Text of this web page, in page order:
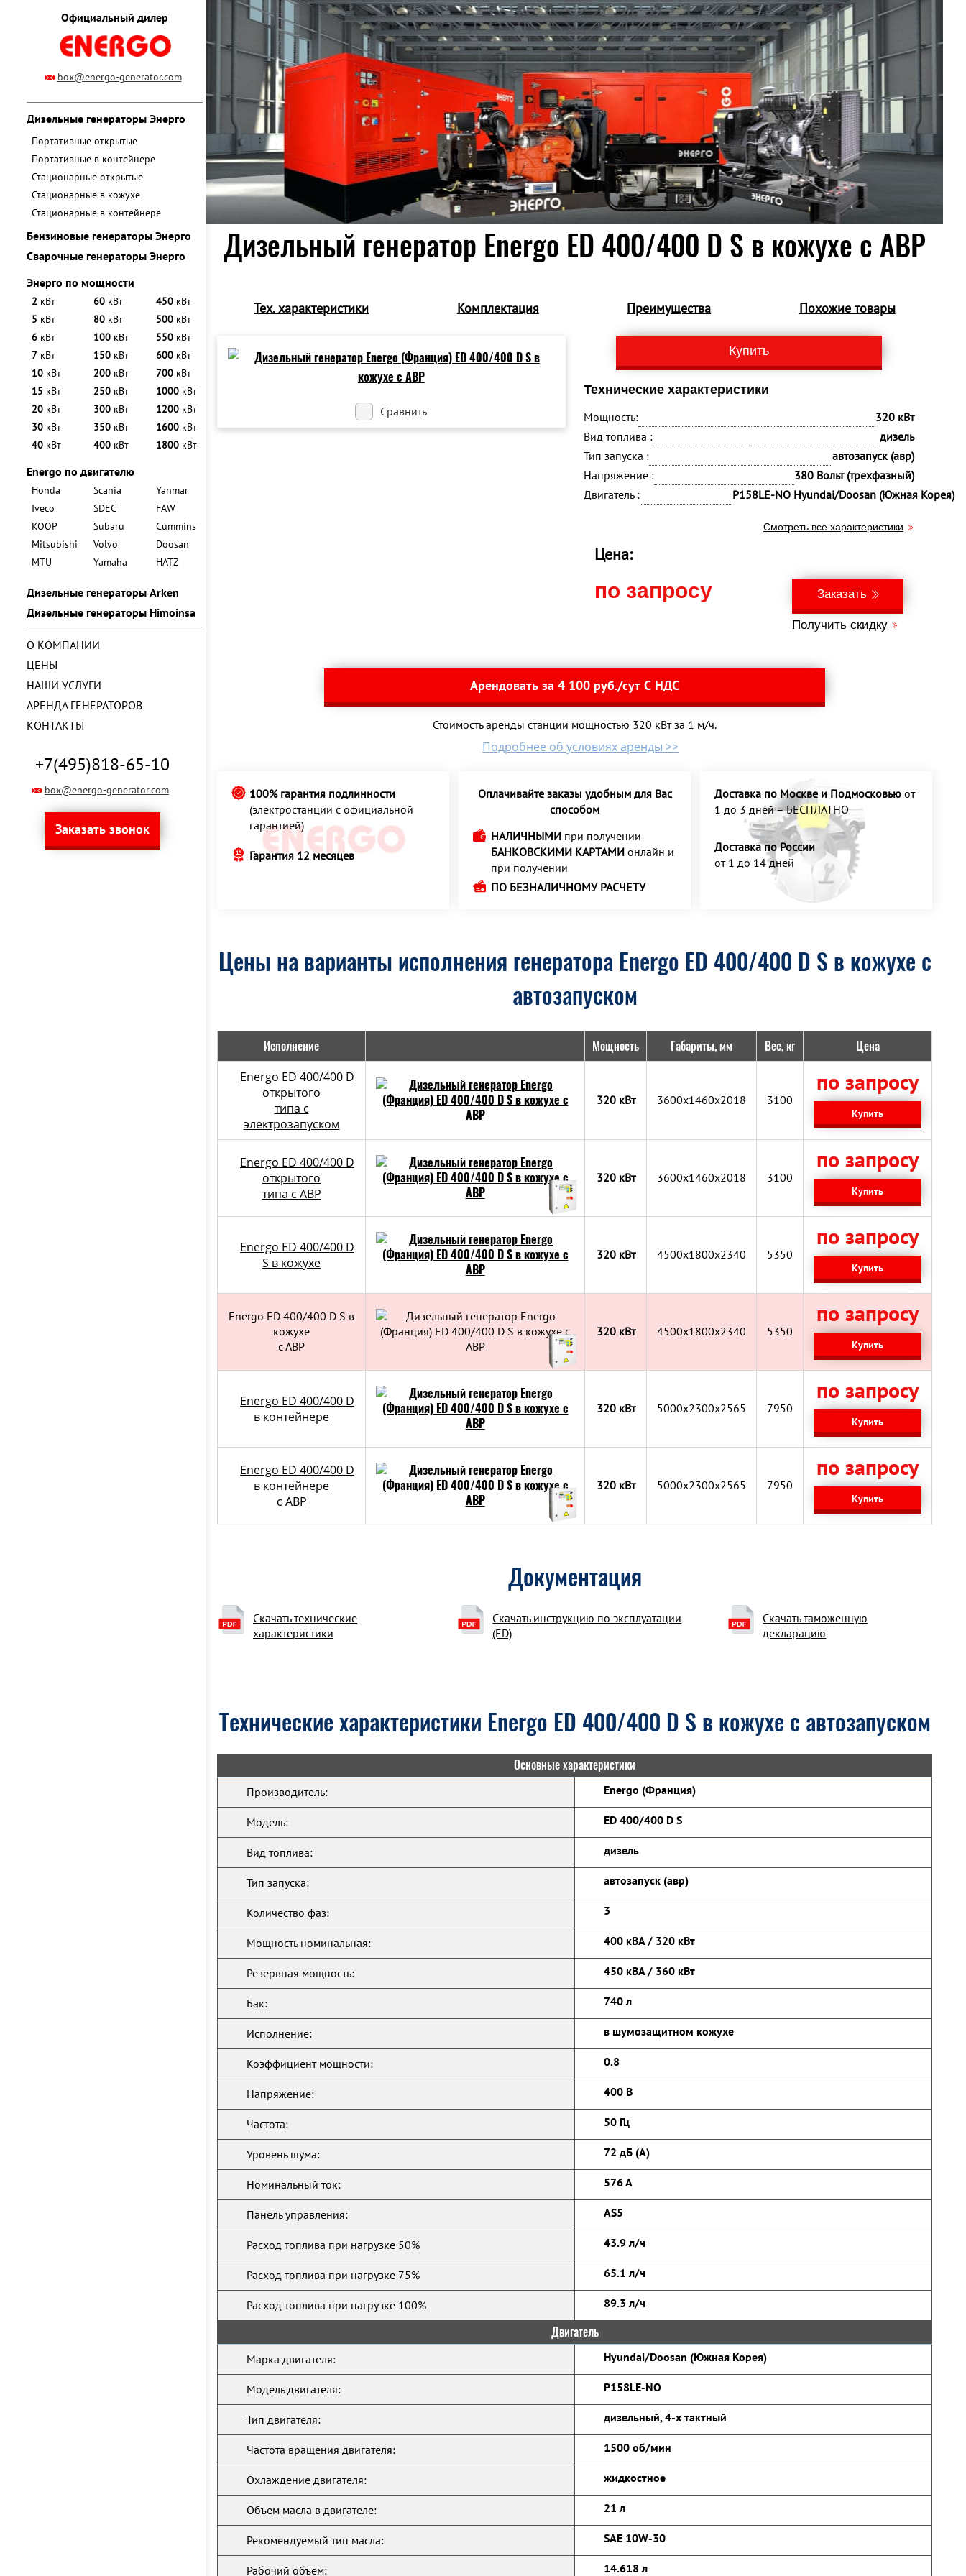
Официальный дилер
box@energo-generator.com
Дизельные генераторы Энерго
Портативные открытые
Портативные в контейнере
Стационарные открытые
Стационарные в кожухе
Стационарные в контейнере
Бензиновые генераторы Энерго
Сварочные генераторы Энерго
Энерго по мощности
2 кВт
5 кВт
6 кВт
7 кВт
10 кВт
15 кВт
20 кВт
30 кВт
40 кВт
60 кВт
80 кВт
100 кВт
150 кВт
200 кВт
250 кВт
300 кВт
350 кВт
400 кВт
450 кВт
500 кВт
550 кВт
600 кВт
700 кВт
1000 кВт
1200 кВт
1600 кВт
1800 кВт
Energo по двигателю
Honda
Iveco
KOOP
Mitsubishi
MTU
Scania
SDEC
Subaru
Volvo
Yamaha
Yanmar
FAW
Cummins
Doosan
HATZ
Дизельные генераторы Arken
Дизельные генераторы Himoinsa
О КОМПАНИИ
ЦЕНЫ
НАШИ УСЛУГИ
АРЕНДА ГЕНЕРАТОРОВ
КОНТАКТЫ
+7(495)818-65-10
box@energo-generator.com
Заказать звонок
Дизельный генератор Energo ED 400/400 D S в кожухе c АВР
Тех. характеристики Комплектация Преимущества Похожие товары
Сравнить
Купить
Технические характеристики
Мощность:
320 кВт
Вид топлива :
дизель
Тип запуска :
автозапуск (авр)
Напряжение :
380 Вольт (трехфазный)
Двигатель :
P158LE-NO Hyundai/Doosan (Южная Корея)
Смотреть все характеристики
Цена:
по запросу Заказать
Получить скидку
Арендовать за 4 100 руб./сут С НДС
Стоимость аренды станции мощностью 320 кВт за 1 м/ч.
Подробнее об условиях аренды >>
100% гарантия подлинности
(электростанции с официальной
гарантией)
Гарантия 12 месяцев
Оплачивайте заказы удобным для Вас
способом
НАЛИЧНЫМИ при получении
БАНКОВСКИМИ КАРТАМИ онлайн и
при получении
ПО БЕЗНАЛИЧНОМУ РАСЧЕТУ
Доставка по Москве и Подмосковью от
1 до 3 дней – БЕСПЛАТНО
Доставка по России
от 1 до 14 дней
Цены на варианты исполнения генератора Energo ED 400/400 D S в кожухе с
автозапуском
Исполнение Мощность Габариты, мм Вес, кг Цена
Energo ED 400/400 D
открытого
типа с
электрозапуском
320 кВт 3600x1460x2018 3100
по запросу
Купить
Energo ED 400/400 D
открытого
типа с АВР
320 кВт 3600x1460x2018 3100
по запросу
Купить
Energo ED 400/400 D
S в кожухе
320 кВт 4500x1800x2340 5350
по запросу
Купить
Energo ED 400/400 D S в
кожухе
с АВР
320 кВт 4500x1800x2340 5350
по запросу
Купить
Energo ED 400/400 D
в контейнере
320 кВт 5000х2300х2565 7950
по запросу
Купить
Energo ED 400/400 D
в контейнере
c АВР
320 кВт 5000х2300х2565 7950
по запросу
Купить
Документация
Скачать технические
характеристики
Скачать инструкцию по эксплуатации
(ED)
Скачать таможенную
декларацию
Технические характеристики Energo ED 400/400 D S в кожухе с автозапуском
Основные характеристики
Производитель: Energo (Франция)
Модель: ED 400/400 D S
Вид топлива: дизель
Тип запуска: автозапуск (авр)
Количество фаз: 3
Мощность номинальная: 400 кВА / 320 кВт
Резервная мощность: 450 кВА / 360 кВт
Бак: 740 л
Исполнение: в шумозащитном кожухе
Коэффициент мощности: 0.8
Напряжение: 400 В
Частота: 50 Гц
Уровень шума: 72 дБ (А)
Номинальный ток: 576 А
Панель управления: AS5
Расход топлива при нагрузке 50% 43.9 л/ч
Расход топлива при нагрузке 75% 65.1 л/ч
Расход топлива при нагрузке 100% 89.3 л/ч
Двигатель
Марка двигателя: Hyundai/Doosan (Южная Корея)
Модель двигателя: P158LE-NO
Тип двигателя: дизельный, 4-х тактный
Частота вращения двигателя: 1500 об/мин
Охлаждение двигателя: жидкостное
Объем масла в двигателе: 21 л
Рекомендуемый тип масла: SAE 10W-30
Рабочий объём: 14.618 л